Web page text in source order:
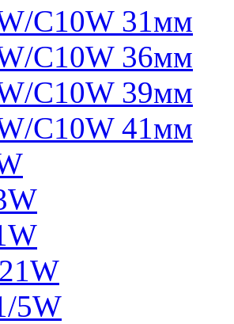
C10W 31мм
C10W 36мм
C10W 39мм
C10W 41мм
5W